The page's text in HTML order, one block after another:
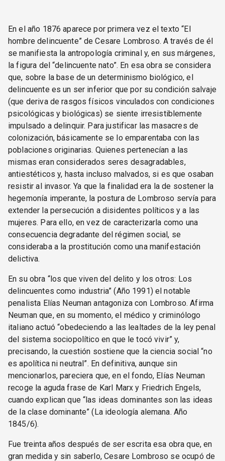
En el año 1876 aparece por primera vez el texto “El
hombre delincuente” de Cesare Lombroso. A través de él
se manifiesta la antropología criminal y, en sus márgenes,
la figura del “delincuente nato”. En esa obra se considera
que, sobre la base de un determinismo biológico, el
delincuente es un ser inferior que por su condición salvaje
(que deriva de rasgos físicos vinculados con condiciones
psicológicas y biológicas) se siente irresistiblemente
impulsado a delinquir. Para justificar las masacres de
colonización, básicamente se lo emparentaba con las
poblaciones originarias. Quienes pertenecían a las
mismas eran considerados seres desagradables,
antiestéticos y, hasta incluso malvados, si es que osaban
resistir al invasor. Ya que la finalidad era la de sostener la
hegemonía imperante, la postura de Lombroso servía para
extender la persecución a disidentes políticos y a las
mujeres. Para ello, en vez de caracterizarla como una
consecuencia degradante del régimen social, se
consideraba a la prostitución como una manifestación
delictiva.
En su obra “los que viven del delito y los otros: Los
delincuentes como industria” (Año 1991) el notable
penalista Elías Neuman antagoniza con Lombroso. Afirma
Neuman que, en su momento, el médico y criminólogo
italiano actuó “obedeciendo a las lealtades de la ley penal
del sistema sociopolítico en que le tocó vivir” y,
precisando, la cuestión sostiene que la ciencia social “no
es apolítica ni neutral”. En definitiva, aunque sin
mencionarlos, pareciera que, en el fondo, Elías Neuman
recoge la aguda frase de Karl Marx y Friedrich Engels,
cuando explican que “las ideas dominantes son las ideas
de la clase dominante” (La ideología alemana. Año
1845/6).
Fue treinta años después de ser escrita esa obra que, en
gran medida y sin saberlo, Cesare Lombroso se ocupó de